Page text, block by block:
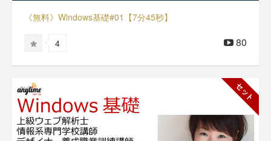
《無料》Windows基礎#01【7分45秒】
4 80
セット